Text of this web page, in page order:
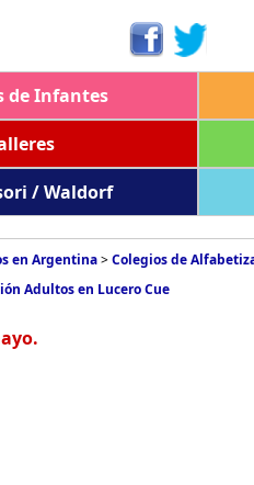
de Infantes
/ Waldorf
en Argentina>Colegios de
Adultos en Lucero Cue